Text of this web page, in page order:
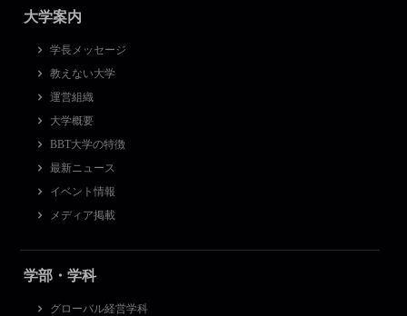
大学案内
学長メッセージ
教えない大学
運営組織
大学概要
BBT大学の特徴
最新ニュース
イベント情報
メディア掲載
学部・学科
グローバル経営学科